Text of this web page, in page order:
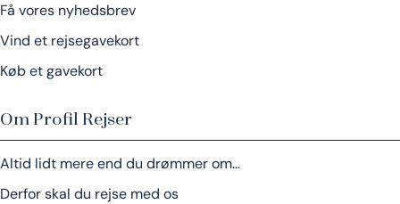
Få vores nyhedsbrev
Vind et rejsegavekort
Køb et gavekort
Om Profil Rejser
Altid lidt mere end du drømmer om…
Derfor skal du rejse med os